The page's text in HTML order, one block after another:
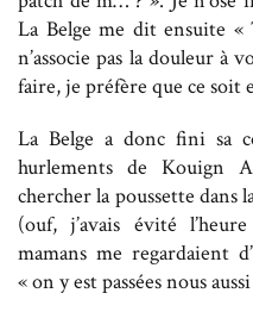
La Belge me dit ensuite
n’associe pas la douleur à
faire, je préfère que ce soit
La Belge a donc fini sa
hurlements de Kouign
chercher la poussette dans
(ouf, j’avais évité
mamans me regardaient
« on y est passées nous